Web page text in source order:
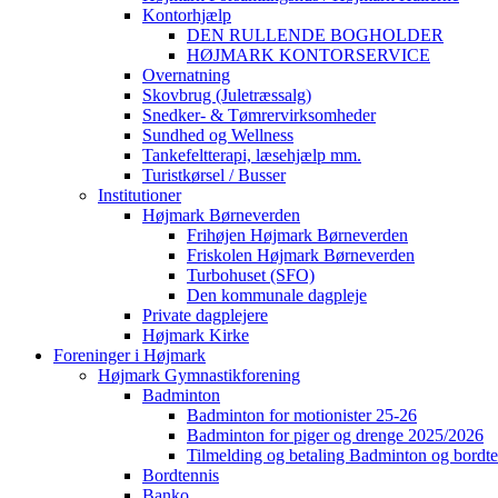
Kontorhjælp
DEN RULLENDE BOGHOLDER
HØJMARK KONTORSERVICE
Overnatning
Skovbrug (Juletræssalg)
Snedker- & Tømrervirksomheder
Sundhed og Wellness
Tankefeltterapi, læsehjælp mm.
Turistkørsel / Busser
Institutioner
Højmark Børneverden
Frihøjen Højmark Børneverden
Friskolen Højmark Børneverden
Turbohuset (SFO)
Den kommunale dagpleje
Private dagplejere
Højmark Kirke
Foreninger i Højmark
Højmark Gymnastikforening
Badminton
Badminton for motionister 25-26
Badminton for piger og drenge 2025/2026
Tilmelding og betaling Badminton og
Bordtennis